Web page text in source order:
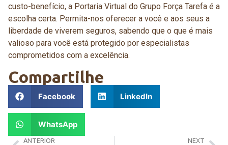
custo-benefício, a Portaria Virtual do Grupo Força Tarefa é a
escolha certa. Permita-nos oferecer a você e aos seus a
liberdade de viverem seguros, sabendo que o que é mais
valioso para você está protegido por especialistas
comprometidos com a excelência.
Compartilhe
Facebook LinkedIn
WhatsApp
ANTERIOR NEXT